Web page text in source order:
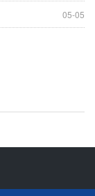
05-05